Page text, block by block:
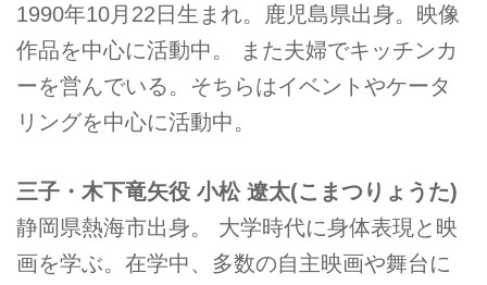
1990年10月22日生まれ。鹿児島県出身。映像
作品を中心に活動中。 また夫婦でキッチンカ
ーを営んでいる。そちらはイベントやケータ
リングを中心に活動中。
三子・木下竜矢役 小松 遼太(こまつりょうた)
静岡県熱海市出身。 大学時代に身体表現と映
画を学ぶ。在学中、多数の自主映画や舞台に